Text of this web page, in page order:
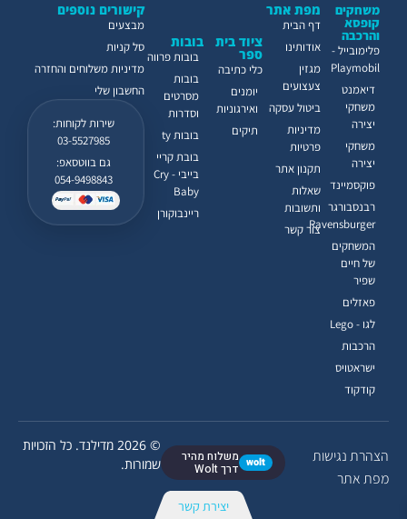
הצהרת נגישות
מפת אתר
wolt משלוח מהיר
דרך Wolt
© 2026 מדילנד. כל הזכויות
שמורות.
קישורים נוספים
מבצעים
סל קניות
מדיניות משלוחים והחזרה
החשבון שלי
שירות לקוחות:
03-5527985
גם בווטסאפ:
054-9498843
ציוד בית
ספר
כלי כתיבה
יומנים
ואירגוניות
תיקים
בובות
בובות פרווה
בובות
מסרטים
וסדרות
בובות ty
בובת קריי
בייבי - Cry
Baby
ריינבוקורן
משחקים
קופסא
והרכבה
פלימובייל -
Playmobil
דיאמנט
משחקי
יצירה
משחקי
יצירה
פוקסמיינד
רבנסבורגר
Ravensburger
המשחקים
של חיים
שפיר
פאזלים
לגו - Lego
הרכבות
ישראטויס
קודקוד
מפת אתר
דף הבית
אודותינו
מגזין
צעצועים
ביטול עסקה
מדיניות
פרטיות
תקנון אתר
שאלות
ותשובות
צור קשר
יצירת קשר